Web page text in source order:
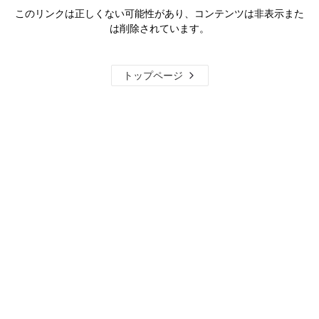
このリンクは正しくない可能性があり、コンテンツは非表示また
は削除されています。
トップページ